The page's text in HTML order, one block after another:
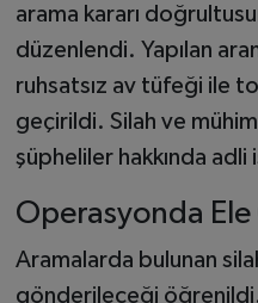
arama kararı
düzenlendi. Yapılan
ruhsatsız av tüfeği ile
geçirildi. Silah ve
şüpheliler hakkında adli
Operasyonda
Aramalarda bulunan
gönderileceği